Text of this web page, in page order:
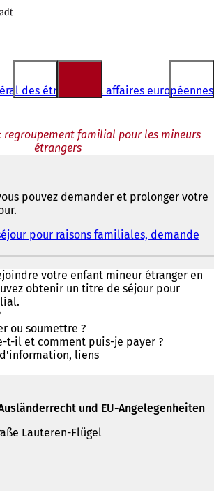
des étrangers et affaires européennes
regroupement familial pour les mineurs
étrangers
pouvez demander et prolonger votre
pour raisons familiales, demande
votre enfant mineur étranger en
obtenir un titre de séjour pour
ou soumettre ?
t-il et comment puis-je payer ?
liens
und EU-Angelegenheiten
Lauteren-Flügel